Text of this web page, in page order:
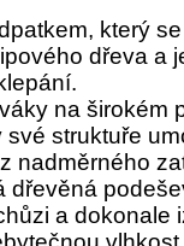
který
dřeva a
na širokém
své struktuře
nadměrného
dřevěná
a dokonale